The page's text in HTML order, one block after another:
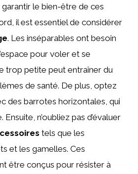
le bien-être de ces
il est essentiel de considérer
. Les inséparables ont besoin
pour voler et se
trop petite peut entraîner du
de santé. De plus, optez
des barrotes horizontales, qui
Ensuite, n’oubliez pas d’évaluer
tels que les
et les gamelles. Ces
être conçus pour résister à